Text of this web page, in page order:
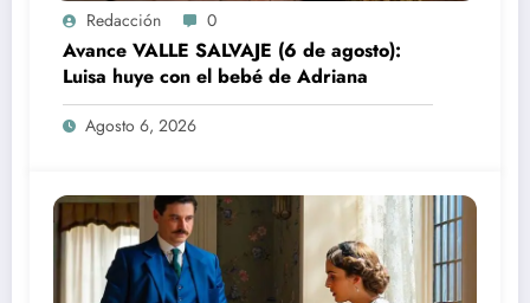
Redacción 0
Avance VALLE SALVAJE (6 de agosto):
Luisa huye con el bebé de Adriana
Agosto 6, 2026